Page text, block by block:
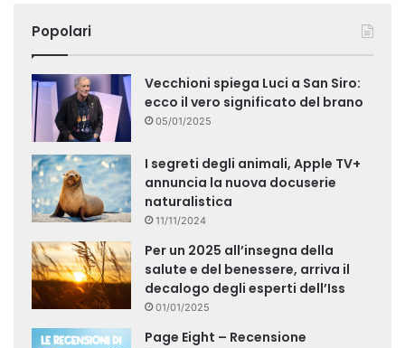
Popolari
Vecchioni spiega Luci a San Siro:
ecco il vero significato del brano
05/01/2025
I segreti degli animali, Apple TV+
annuncia la nuova docuserie
naturalistica
11/11/2024
Per un 2025 all’insegna della
salute e del benessere, arriva il
decalogo degli esperti dell’Iss
01/01/2025
Page Eight – Recensione